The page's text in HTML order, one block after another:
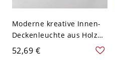
Moderne kreative Innen-
Deckenleuchte aus Holz
mit weißem Glasschirm -
110V-120V 15,24 cm
52,69 €